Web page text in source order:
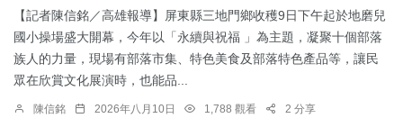
【記者陳信銘／高雄報導】屏東縣三地門鄉收穫9日下午起於地磨兒
國小操場盛大開幕，今年以「永續與祝福 」為主題，凝聚十個部落
族人的力量，現場有部落市集、特色美食及部落特色產品等，讓民
眾在欣賞文化展演時，也能品...
陳信銘 2026年八月10日 1,788 觀看 2 分享